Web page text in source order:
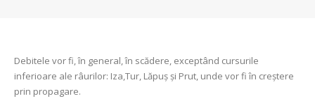
Debitele vor fi, în general, în scădere, exceptând cursurile
inferioare ale râurilor: Iza,Tur, Lăpuş şi Prut, unde vor fi în creştere
prin propagare.